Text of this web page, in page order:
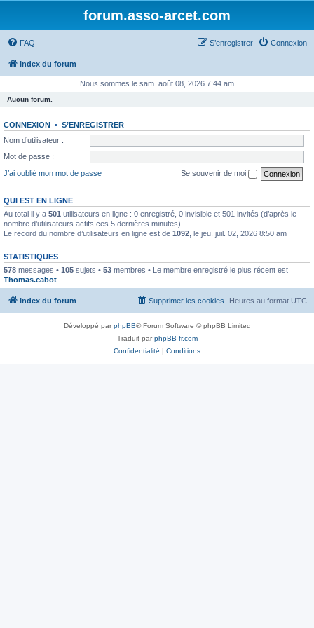
forum.asso-arcet.com
FAQ Connexion
S’enregistrer
Index du forum
Nous sommes le sam. août 08, 2026 7:44 am
Aucun forum.
CONNEXION • S’ENREGISTRER
Nom d’utilisateur :
Mot de passe :
J’ai oublié mon mot de passe
Se souvenir de moi
QUI EST EN LIGNE
Au total il y a 501 utilisateurs en ligne : 0 enregistré, 0 invisible et 501 invités (d’après le
nombre d’utilisateurs actifs ces 5 dernières minutes)
Le record du nombre d’utilisateurs en ligne est de 1092 , le jeu. juil. 02, 2026 8:50 am
STATISTIQUES
578 messages • 105 sujets • 53 membres • Le membre enregistré le plus récent est
Thomas.cabot
Index du forum Heures au format UTC
Supprimer les cookies
Développé parphpBB® Forum Software © phpBB Limited
Traduit parphpBB-fr.com
Confidentialité | Conditions